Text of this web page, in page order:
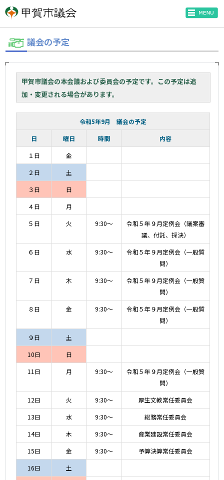
議会の予定
甲賀市議会の本会議および委員会の予定です。この予定は追
加・変更される場合があります。
令和5年9月 議会の予定
日
曜日 時間
内容
１日
金
２日
土
３日
日
４日
月
５日
火 9:30～
令和５年９月定例会（議案審
議、付託、採決）
６日
水 9:30～
令和５年９月定例会（一般質
問）
７日
木 9:30～
令和５年９月定例会（一般質
問）
８日
金 9:30～
令和５年９月定例会（一般質
問）
９日
土
10日
日
11日
月 9:30～
令和５年９月定例会（一般質
問）
12日
火 9:30～
厚生文教常任委員会
13日
水 9:30～
総務常任委員会
14日
木 9:30～
産業建設常任委員会
15日
金 9:30～
予算決算常任委員会
16日
土